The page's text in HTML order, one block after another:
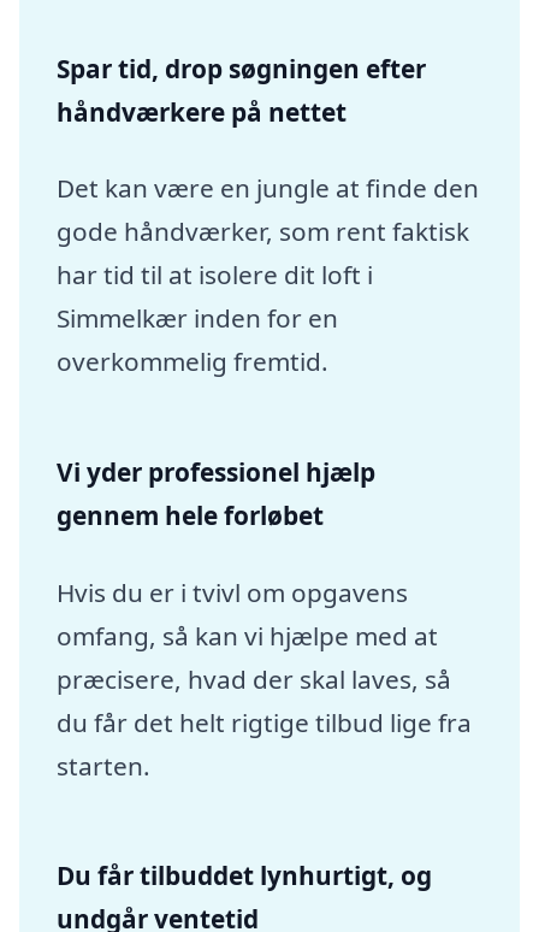
Spar tid, drop søgningen efter
håndværkere på nettet
Det kan være en jungle at finde den
gode håndværker, som rent faktisk
har tid til at isolere dit loft i
Simmelkær inden for en
overkommelig fremtid.
Vi yder professionel hjælp
gennem hele forløbet
Hvis du er i tvivl om opgavens
omfang, så kan vi hjælpe med at
præcisere, hvad der skal laves, så
du får det helt rigtige tilbud lige fra
starten.
Du får tilbuddet lynhurtigt, og
undgår ventetid